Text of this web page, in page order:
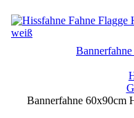
Bannerfahne 60x90cm